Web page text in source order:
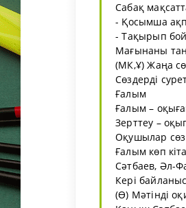
Сабақ
- Қосымша
- Тақырып
Мағынаны
(МК,Ұ) Жаңа
Сөздерді
Ғалым
Ғалым –
Зерттеу –
Оқушылар
Ғалым көп
Сәтбаев, Әл-
Кері
(Ө) Мәтінді